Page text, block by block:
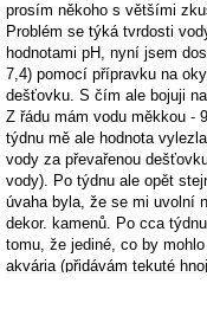
prosím někoho s většími
Problém se týká tvrdosti
hodnotami pH, nyní jsem
7,4) pomocí přípravku na
dešťovku. S čím ale bojuji
Z řádu mám vodu měkkou -
týdnu mě ale hodnota
vody za převařenou
vody). Po týdnu ale opět
úvaha byla, že se mi uvolní
dekor. kamenů. Po cca
tomu, že jediné, co by
akvária (přidávám tekuté
jsem udělal test - voda z